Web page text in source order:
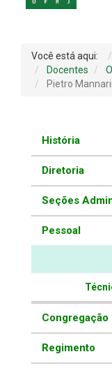
Você está aqui:
Docentes
Pietro
História
Diretoria
Seções
Pessoal
Congregação
Regimento